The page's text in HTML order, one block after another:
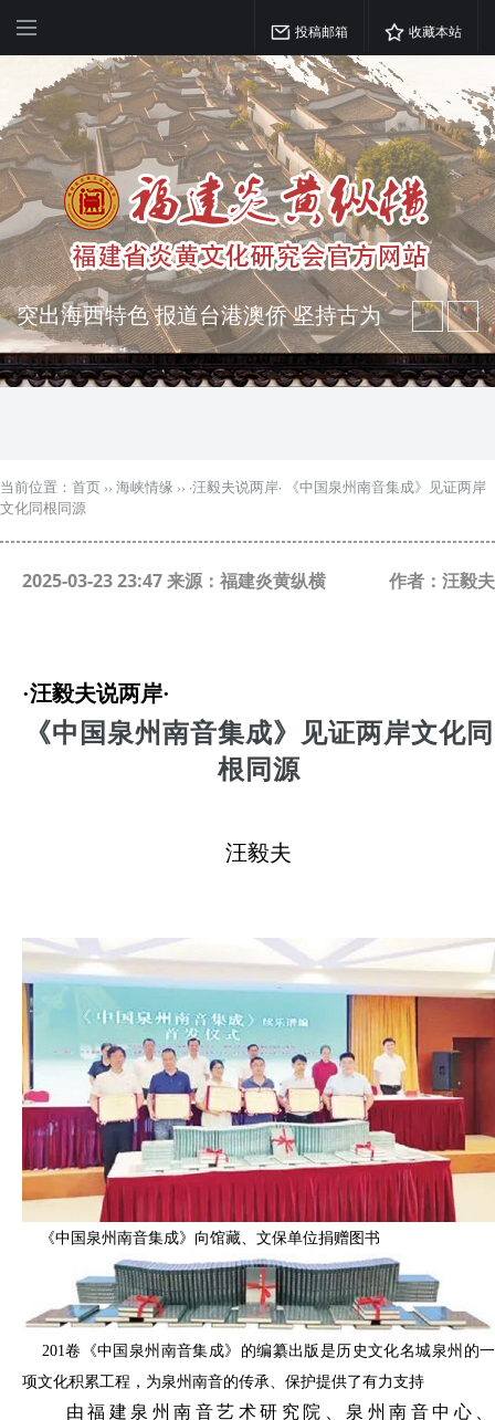
投稿邮箱 收藏本站
突出海西特色 报道台港澳侨 坚持古为
今用 力求雅俗共赏
弘扬优秀文化 振奋民族精神 介绍民族
瑰宝 宣传中华精英
当前位置： 首页 ›› 海峡情缘 ›› ·汪毅夫说两岸· 《中国泉州南音集成》见证两岸
文化同根同源
2025-03-23 23:47 来源：福建炎黄纵横 作者：汪毅夫
·汪毅夫说两岸·
《中国泉州南音集成》见证两岸文化同
根同源
汪毅夫
《中国泉州南音集成》向馆藏、文保单位捐赠图书
201卷《中国泉州南音集成》的编纂出版是历史文化名城泉州的一
项文化积累工程，为泉州南音的传承、保护提供了有力支持
由福建泉州南音艺术研究院、泉州南音中心、